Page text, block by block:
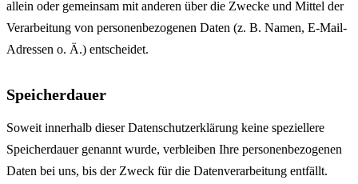
allein oder gemeinsam mit anderen über die Zwecke und Mittel der
Verarbeitung von personenbezogenen Daten (z. B. Namen, E-Mail-
Adressen o. Ä.) entscheidet.
Speicherdauer
Soweit innerhalb dieser Datenschutzerklärung keine speziellere
Speicherdauer genannt wurde, verbleiben Ihre personenbezogenen
Daten bei uns, bis der Zweck für die Datenverarbeitung entfällt.